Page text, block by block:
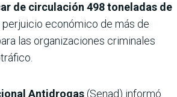
de circulación 498 toneladas de
perjuicio económico de más de
las organizaciones criminales
Antidrogas(Senad) informó